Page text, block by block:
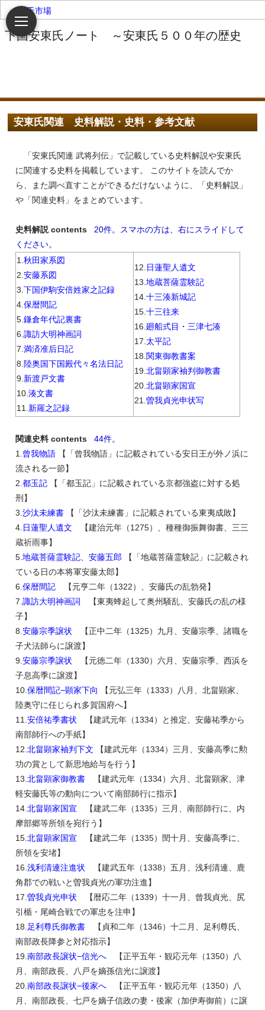
楽天市場
安東氏関連 史料解説・史料・参考文献
「安東氏関連 武将列伝」で記載している史料解説や安東氏
に関連する史料を掲載しています。 このサイトを読んでか
ら、また調べ直すことができるだけないように、「史料解説」
や「関連史料」をまとめています。
史料解説 contents
20件。スマホの方は、右にスライドして
ください。
1.秋田家系図
2.安藤系図
3.下国伊駒安倍姓家之記録
4.保暦間記
5.鎌倉年代記裏書
6.諏訪大明神画詞
7.満済准后日記
8. 陸奥国下国殿代々名法日記
9. 新渡戸文書
10.湊文書
11. 新羅之記録
12. 日蓮聖人遺文
13.地蔵菩薩霊験記
14.十三湊新城記
15.十三往来
16.廻船式目・三津七湊
17. 太平記
18. 関東御教書案
19.北畠顕家袖判御教書
20.北畠顕家国宣
21.曽我貞光申状写
関連史料 contents
44件。
1. 曾我物語 【「曾我物語」に記載されている安日王が外ノ浜に
流される一節】
2.都玉記 【「都玉記」に記載されている京都強盗に対する処
刑】
3.沙汰未練書 【「沙汰未練書」に記載されている東夷成敗】
4. 日蓮聖人遺文
【建治元年（1275）、種種御振舞御書、三三
蔵祈雨事】
5.地蔵菩薩霊験記、安藤五郎 【「地蔵菩薩霊験記」に記載され
ている日の本将軍安藤太郎】
6.保暦間記
【元亨二年（1322）、安藤氏の乱勃発】
7.諏訪大明神画詞
【東夷蜂起して奥州騒乱、安藤氏の乱の様
子】
8.安藤宗季譲状
【正中二年（1325）九月、安藤宗季、諸職を
子犬法師らに譲渡】
9.安藤宗季譲状
【元徳二年（1330）六月、安藤宗季、西浜を
子息高季に譲渡】
10.保暦間記−顕家下向
【元弘三年（1333）八月、北畠顕家、
陸奥守に任じられ多賀国府へ】
11.安倍祐季書状
【建武元年（1334）と推定、安藤祐季から
南部師行への手紙】
12.北畠顕家袖判下文 【建武元年（1334）三月、安藤高季に勲
功の賞として新思地給与を行う】
13.北畠顕家御教書
【建武元年（1334）六月、北畠顕家、津
軽安藤氏等の動向について南部師行に指示】
14.北畠顕家国宣
【建武二年（1335）三月、南部師行に、内
摩部郷等所領を宛行う】
15.北畠顕家国宣
【建武二年（1335）閏十月、安藤高季に、
所領を安堵】
16.浅利清連注進状
【建武五年（1338）五月、浅利清連、鹿
角郡での戦いと曽我貞光の軍功注進】
17.曽我貞光申状
【暦応二年（1339）十一月、曾我貞光、尻
引楯・尾崎合戦での軍忠を注申】
18. 足利尊氏御教書
【貞和二年（1346）十二月、足利尊氏、
南部政長降参と対応指示】
19.南部政長譲状−信光へ
【正平五年・観応元年（1350）八
月、南部政長、八戸を嫡孫信光に譲渡】
20.南部政長譲状−後家へ
【正平五年・観応元年（1350）八
月、南部政長、七戸を嫡子信政の妻・後家（加伊寿御前）に譲